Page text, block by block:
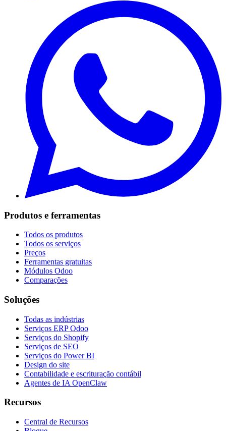
Produtos e ferramentas
Todos os produtos
Todos os serviços
Preços
Ferramentas gratuitas
Módulos Odoo
Comparações
Soluções
Todas as indústrias
Serviços ERP Odoo
Serviços do Shopify
Serviços de SEO
Serviços do Power BI
Design do site
Contabilidade e escrituração contábil
Agentes de IA OpenClaw
Recursos
Central de Recursos